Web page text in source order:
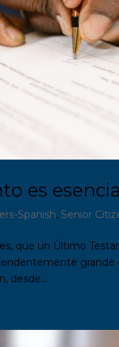
es
Spanish, Senior
que un Último
desde...